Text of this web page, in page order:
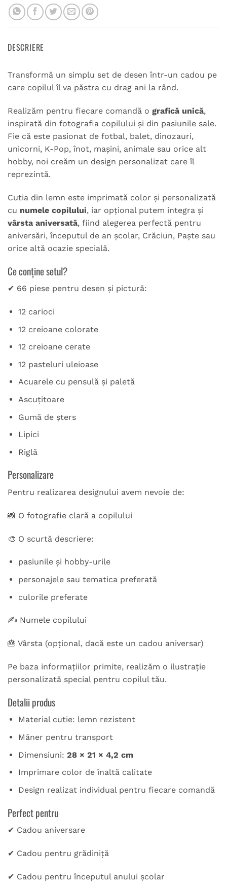
DESCRIERE
Transformă un simplu set de desen într-un cadou pe
care copilul îl va păstra cu drag ani la rând.
Realizăm pentru fiecare comandă o grafică unică,
inspirată din fotografia copilului și din pasiunile sale.
Fie că este pasionat de fotbal, balet, dinozauri,
unicorni, K-Pop, înot, mașini, animale sau orice alt
hobby, noi creăm un design personalizat care îl
reprezintă.
Cutia din lemn este imprimată color și personalizată
cu numele copilului, iar opțional putem integra și
vârsta aniversată, fiind alegerea perfectă pentru
aniversări, începutul de an școlar, Crăciun, Paște sau
orice altă ocazie specială.
Ce conține setul?
✔ 66 piese pentru desen și pictură:
12 carioci
12 creioane colorate
12 creioane cerate
12 pasteluri uleioase
Acuarele cu pensulă și paletă
Ascuțitoare
Gumă de șters
Lipici
Riglă
Personalizare
Pentru realizarea designului avem nevoie de:
📸 O fotografie clară a copilului
🎨 O scurtă descriere:
pasiunile și hobby-urile
personajele sau tematica preferată
culorile preferate
✍️ Numele copilului
🎂 Vârsta (opțional, dacă este un cadou aniversar)
Pe baza informațiilor primite, realizăm o ilustrație
personalizată special pentru copilul tău.
Detalii produs
Material cutie: lemn rezistent
Mâner pentru transport
Dimensiuni: 28 × 21 × 4,2 cm
Imprimare color de înaltă calitate
Design realizat individual pentru fiecare comandă
Perfect pentru
✔ Cadou aniversare
✔ Cadou pentru grădiniță
✔ Cadou pentru începutul anului școlar